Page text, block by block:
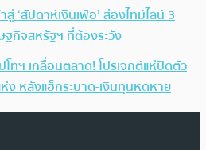
สู่ ‘สัปดาห์เงินเฟ้อ’ ส่องไทม์ไลน์ 3
ฐกิจสหรัฐฯ ที่ต้องระวัง
ทฯ เกลื่อนตลาด! โปรเจกต์แห่ปิดตัว
ง หลังแฮ็กระบาด-เงินทุนหดหาย